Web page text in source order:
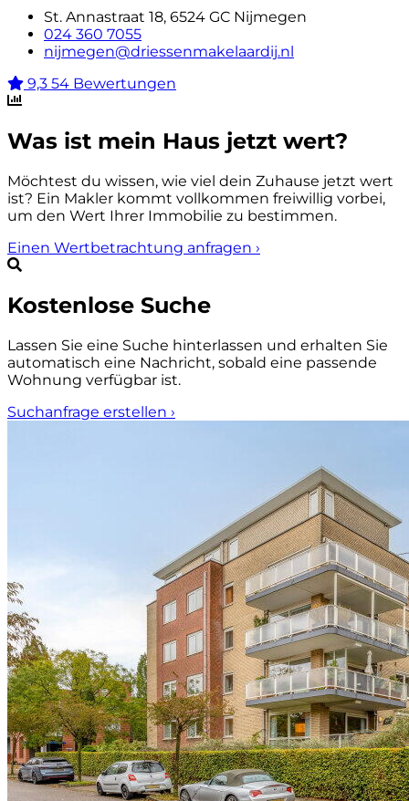
St. Annastraat 18, 6524 GC Nijmegen
024 360 7055
nijmegen@driessenmakelaardij.nl
9,3 54 Bewertungen
Was ist mein Haus jetzt wert?
Möchtest du wissen, wie viel dein Zuhause jetzt wert
ist? Ein Makler kommt vollkommen freiwillig vorbei,
um den Wert Ihrer Immobilie zu bestimmen.
Einen Wertbetrachtung anfragen ›
Kostenlose Suche
Lassen Sie eine Suche hinterlassen und erhalten Sie
automatisch eine Nachricht, sobald eine passende
Wohnung verfügbar ist.
Suchanfrage erstellen ›